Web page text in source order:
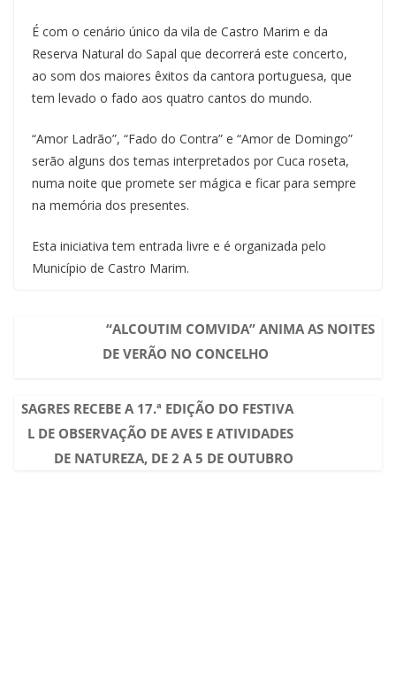
É com o cenário único da vila de Castro Marim e da
Reserva Natural do Sapal que decorrerá este concerto,
ao som dos maiores êxitos da cantora portuguesa, que
tem levado o fado aos quatro cantos do mundo.
“Amor Ladrão”, “Fado do Contra” e “Amor de Domingo”
serão alguns dos temas interpretados por Cuca roseta,
numa noite que promete ser mágica e ficar para sempre
na memória dos presentes.
Esta iniciativa tem entrada livre e é organizada pelo
Município de Castro Marim.
“ALCOUTIM COMVIDA” ANIMA AS NOITES
DE VERÃO NO CONCELHO
SAGRES RECEBE A 17.ª EDIÇÃO DO FESTIVA
L DE OBSERVAÇÃO DE AVES E ATIVIDADES
DE NATUREZA, DE 2 A 5 DE OUTUBRO